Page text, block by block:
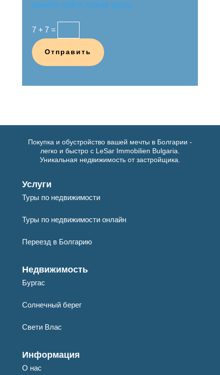
можете найти, нажав здесь.
7 + 7 =
Отправить
Покупка и обустройство вашей мечты в Болгарии -
легко и быстро с LeSar Immobilien Bulgaria.
Уникальная недвижимость от застройщика.
Услуги
Туры по недвижимости
Туры по недвижимости онлайн
Переезд в Болгарию
Недвижимость
Бургас
Солнечный берег
Свети Влас
Информация
О нас